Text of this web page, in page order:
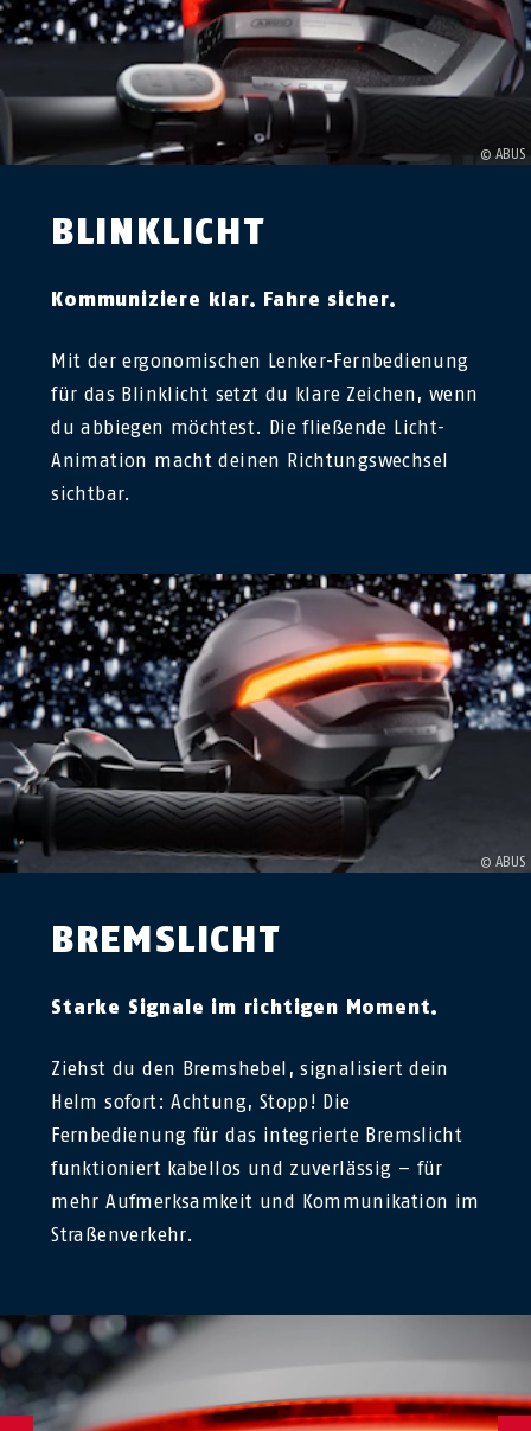
BLINKLICHT
Kommuniziere klar. Fahre sicher.
Mit der ergonomischen Lenker-Fernbedienung
für das Blinklicht setzt du klare Zeichen, wenn
du abbiegen möchtest. Die fließende Licht-
Animation macht deinen Richtungswechsel
sichtbar.
BREMSLICHT
Starke Signale im richtigen Moment.
Ziehst du den Bremshebel, signalisiert dein
Helm sofort: Achtung, Stopp! Die
Fernbedienung für das integrierte Bremslicht
funktioniert kabellos und zuverlässig – für
mehr Aufmerksamkeit und Kommunikation im
Straßenverkehr.